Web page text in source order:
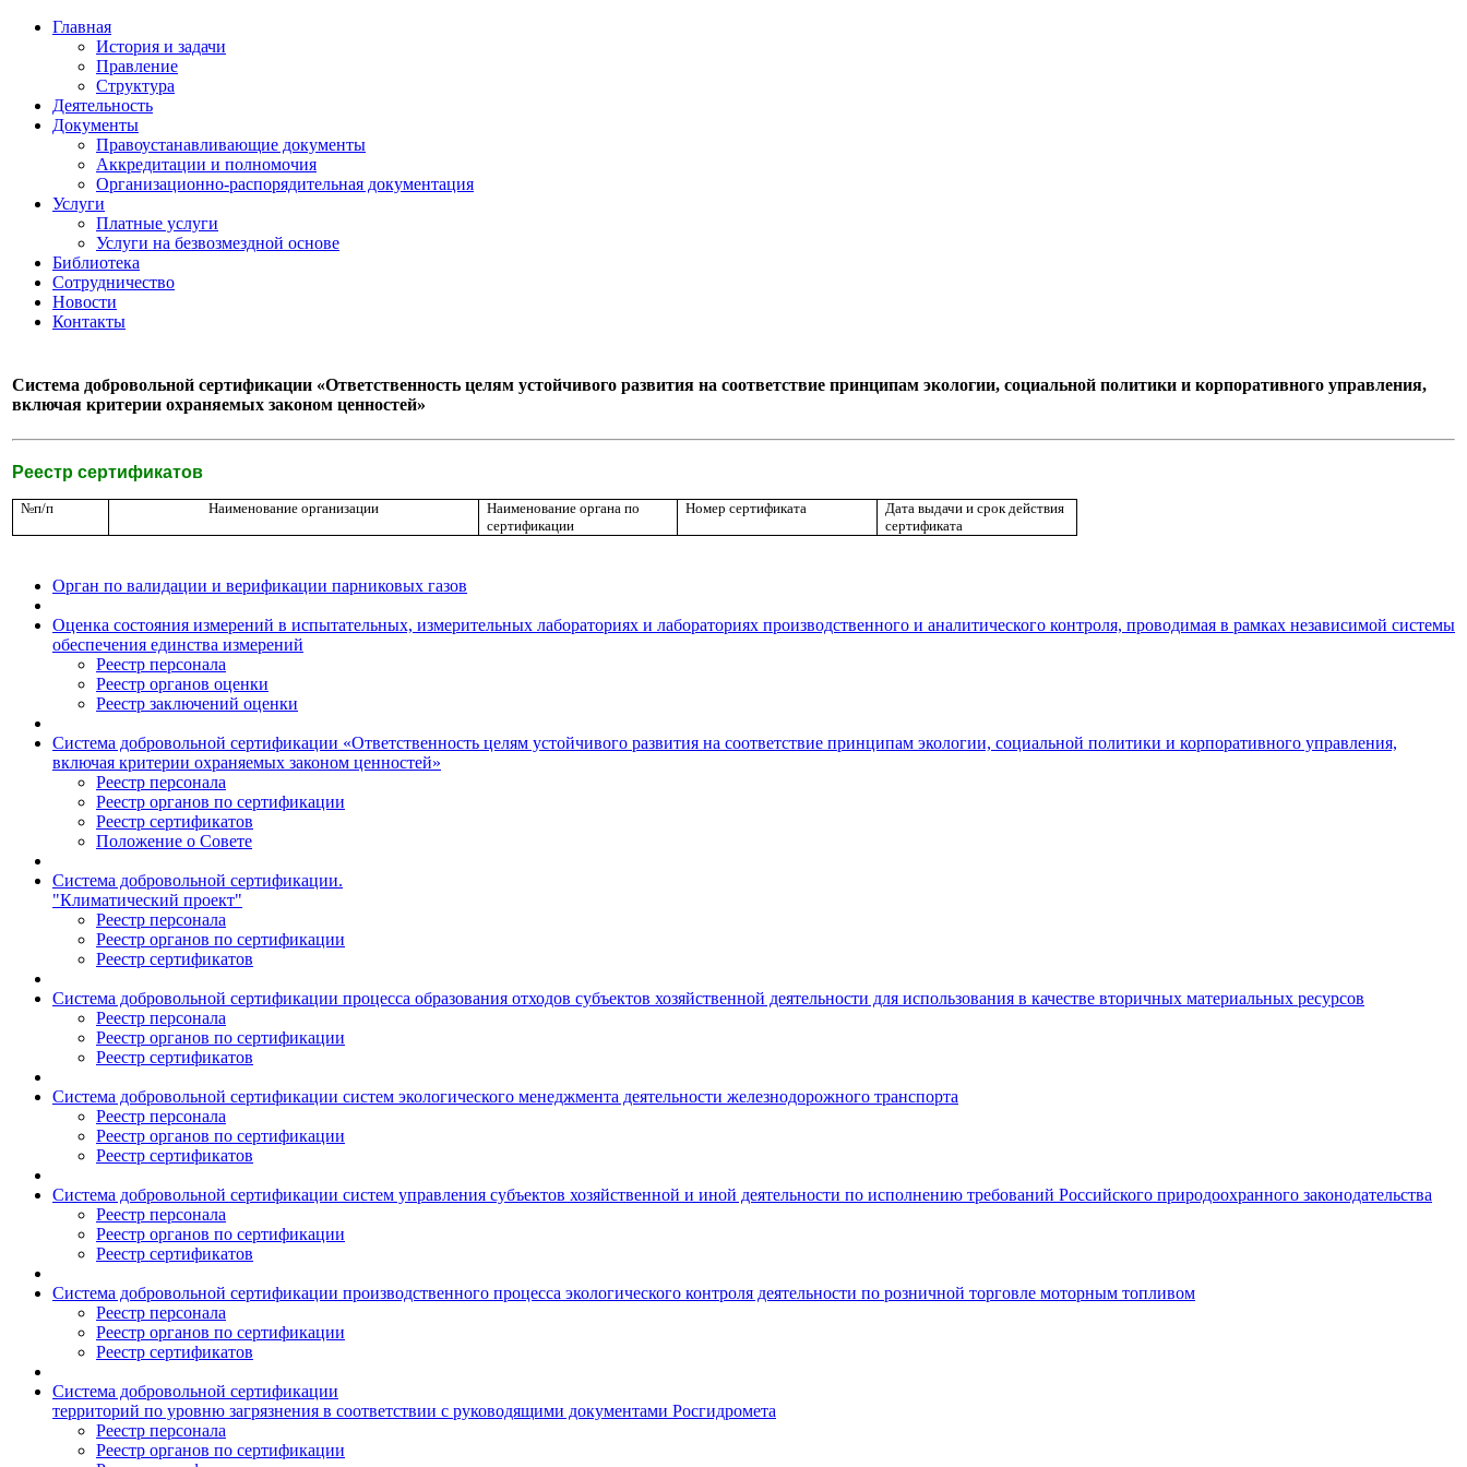
Главная
История и задачи
Правление
Структура
Деятельность
Документы
Правоустанавливающие документы
Аккредитации и полномочия
Организационно-распорядительная документация
Услуги
Платные услуги
Услуги на безвозмездной основе
Библиотека
Сотрудничество
Новости
Контакты
Система добровольной сертификации «Ответственность целям устойчивого развития на соответствие принципам экологии, социальной политики и корпоративного управления,
включая критерии охраняемых законом ценностей»
Реестр сертификатов
№п/п Наименование организации
Наименование органа по
сертификации
Номер сертификата
Дата выдачи и срок действия
сертификата
Орган по валидации и верификации парниковых газов
Оценка состояния измерений в испытательных, измерительных лабораториях и лабораториях производственного и аналитического контроля, проводимая в рамках независимой системы
обеспечения единства измерений
Реестр персонала
Реестр органов оценки
Реестр заключений оценки
Система добровольной сертификации «Ответственность целям устойчивого развития на соответствие принципам экологии, социальной политики и корпоративного управления,
включая критерии охраняемых законом ценностей»
Реестр персонала
Реестр органов по сертификации
Реестр сертификатов
Положение о Совете
Система добровольной сертификации.
"Климатический проект"
Реестр персонала
Реестр органов по сертификации
Реестр сертификатов
Система добровольной сертификации процесса образования отходов субъектов хозяйственной деятельности для использования в качестве вторичных материальных ресурсов
Реестр персонала
Реестр органов по сертификации
Реестр сертификатов
Система добровольной сертификации систем экологического менеджмента деятельности железнодорожного транспорта
Реестр персонала
Реестр органов по сертификации
Реестр сертификатов
Система добровольной сертификации систем управления субъектов хозяйственной и иной деятельности по исполнению требований Российского природоохранного законодательства
Реестр персонала
Реестр органов по сертификации
Реестр сертификатов
Система добровольной сертификации производственного процесса экологического контроля деятельности по розничной торговле моторным топливом
Реестр персонала
Реестр органов по сертификации
Реестр сертификатов
Система добровольной сертификации
территорий по уровню загрязнения в соответствии с руководящими документами Росгидромета
Реестр персонала
Реестр органов по сертификации